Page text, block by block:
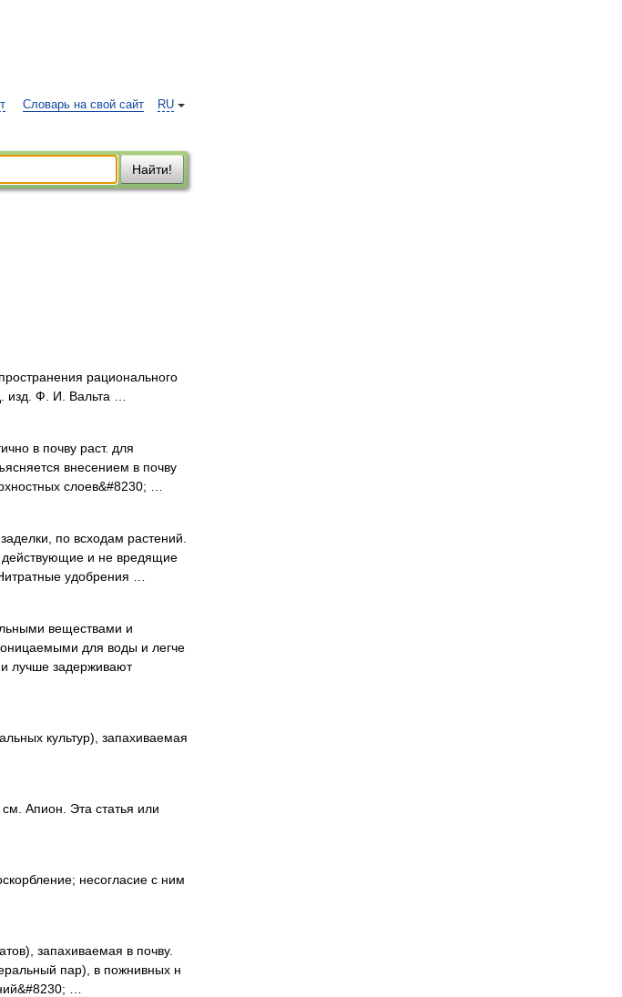
RU
Словарь на свой сайт
Найти!
рационального
изд. Ф. И. Вальта …
в почву раст. для
внесением в почву
слоев&#8230; …
по всходам растений.
действующие и не вредящие
удобрения …
веществами и
для воды и легче
лучше задерживают
культур), запахиваемая
Апион. Эта статья или
несогласие с ним
запахиваемая в почву.
пар), в пожнивных н
…